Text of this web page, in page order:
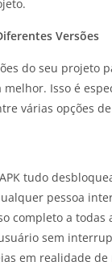
Versões
do seu projeto
Isso é
várias opções
tudo
pessoa
completo a todas
sem
em realidade de